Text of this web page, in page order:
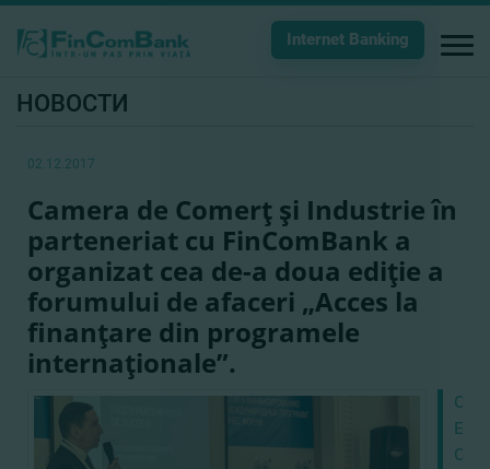
Internet Banking
НОВОСТИ
02.12.2017
Camera de Comerţ şi Industrie în
parteneriat cu FinComBank a
organizat cea de-a doua ediţie a
forumului de afaceri „Acces la
finanţare din programele
internaţionale”.
CU